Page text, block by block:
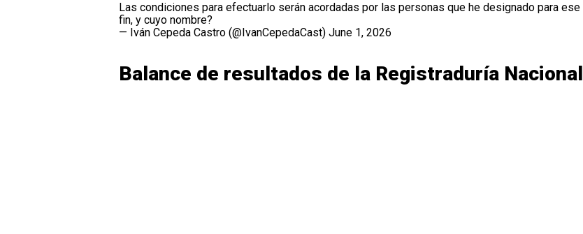
Las condiciones para efectuarlo serán acordadas por las personas que he designado para ese
fin, y cuyo nombre?
— Iván Cepeda Castro (@IvanCepedaCast) June 1, 2026
Balance de resultados de la Registraduría Nacional